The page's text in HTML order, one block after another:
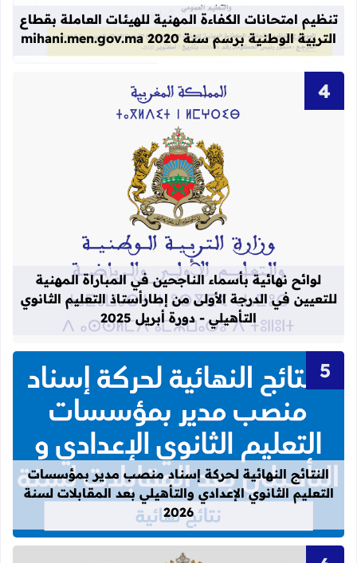
تنظيم امتحانات الكفاءة المهنية للهيئات العاملة بقطاع
التربية الوطنية برسم سنة 2020 mihani.men.gov.ma
قراءة المزيد عن لوائح نهائية بأسماء
لوائح نهائية بأسماء الناجحين في المباراة المهنية
للتعيين في الدرجة الأولى من إطارأستاذ التعليم الثانوي
التأهيلي - دورة أبريل 2025
قراءة المزيد عن النتائج النهائية
النتائج النهائية لحركة إسناد منصب مدير بمؤسسات
التعليم الثانوي الإعدادي والتأهيلي بعد المقابلات لسنة
2026